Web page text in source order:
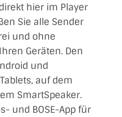
hier im Player
Sie alle Sender
und ohne
Geräten. Den
und
auf dem
SmartSpeaker.
und BOSE-App für